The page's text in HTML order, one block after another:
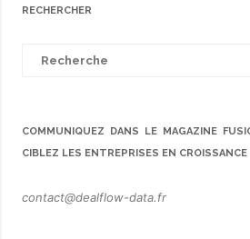
RECHERCHER
COMMUNIQUEZ DANS LE MAGAZINE
CIBLEZ LES ENTREPRISES EN
contact@dealflow-data.fr